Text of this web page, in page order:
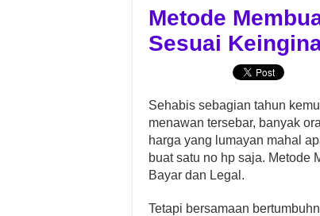
Metode
Sesuai
Sehabis sebagian tahun
menawan tersebar, banyak
harga yang lumayan mahal
buat satu no hp saja. Metode
Bayar dan Legal.
Tetapi bersamaan